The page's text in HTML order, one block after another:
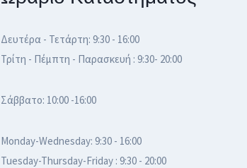
Δευτέρα - Τετάρτη: 9:30 - 16:00
Τρίτη - Πέμπτη - Παρασκευή : 9:30- 20:00
Σάββατο: 10:00 -16:00
Monday-Wednesday: 9:30 - 16:00
Tuesday-Thursday-Friday : 9:30 - 20:00